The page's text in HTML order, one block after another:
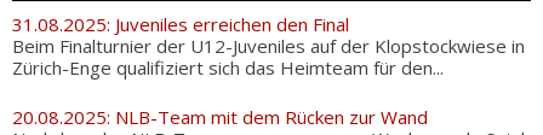
31.08.2025: Juveniles erreichen den Final
Beim Finalturnier der U12-Juveniles auf der Klopstockwiese in
Zürich-Enge qualifiziert sich das Heimteam für den...
20.08.2025: NLB-Team mit dem Rücken zur Wand